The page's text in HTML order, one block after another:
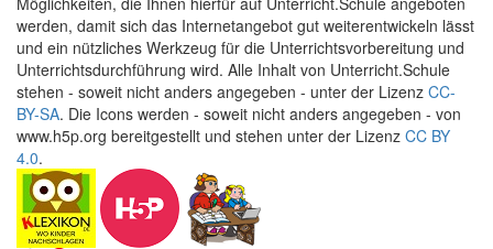
werden, damit sich das Internetangebot gut weiterentwickeln lässt
und ein nützliches Werkzeug für die Unterrichtsvorbereitung und
Unterrichtsdurchführung wird. Alle Inhalt von Unterricht.Schule
stehen - soweit nicht anders angegeben - unter der Lizenz CC-
BY-SA. Die Icons werden - soweit nicht anders angegeben - von
www.h5p.org bereitgestellt und stehen unter der Lizenz CC BY
4.0.